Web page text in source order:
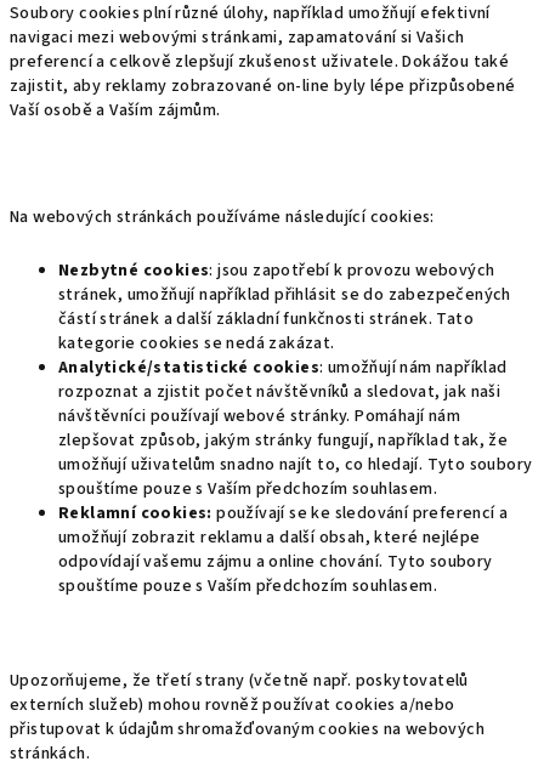
Soubory cookies plní různé úlohy, například umožňují efektivní
navigaci mezi webovými stránkami, zapamatování si Vašich
preferencí a celkově zlepšují zkušenost uživatele. Dokážou také
zajistit, aby reklamy zobrazované on-line byly lépe přizpůsobené
Vaší osobě a Vaším zájmům.
Na webových stránkách používáme následující cookies:
Nezbytné cookies: jsou zapotřebí k provozu webových
stránek, umožňují například přihlásit se do zabezpečených
částí stránek a další základní funkčnosti stránek. Tato
kategorie cookies se nedá zakázat.
Analytické/statistické cookies: umožňují nám například
rozpoznat a zjistit počet návštěvníků a sledovat, jak naši
návštěvníci používají webové stránky. Pomáhají nám
zlepšovat způsob, jakým stránky fungují, například tak, že
umožňují uživatelům snadno najít to, co hledají. Tyto soubory
spouštíme pouze s Vaším předchozím souhlasem.
Reklamní cookies: používají se ke sledování preferencí a
umožňují zobrazit reklamu a další obsah, které nejlépe
odpovídají vašemu zájmu a online chování. Tyto soubory
spouštíme pouze s Vaším předchozím souhlasem.
Upozorňujeme, že třetí strany (včetně např. poskytovatelů
externích služeb) mohou rovněž používat cookies a/nebo
přistupovat k údajům shromažďovaným cookies na webových
stránkách.